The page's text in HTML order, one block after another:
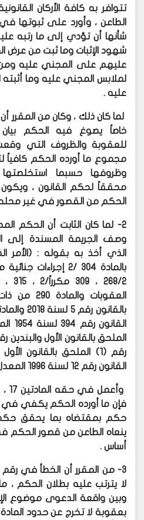
تتوافر به كافة الأركان
الطاعن ، وأورد على ثبوتها
شأنها أن تؤدي إلى ما رتبه
شهود الإثبات وما ثبت من عرض
عليهم على المجني عليه ومن
لملابس المجني عليه وما
عليه .
لما كان ذلك ، وكان من المقرر
خاصاً يصوغ فيه الحكم بيان
للعقوبة والظروف التي
مجموع ما أورده الحكم كافياً
وظروفها حسبما
محققاً لحكم القانون ،
الحكم من القصور في غير
2- لما كان الثابت أن الحكم
وصف الجريمة المسندة إلى
الذي أخذ به بقوله : (الأمر
العقوبات
القانون رقم 12 لسنة 1996 المعدل) .
فإن ما أورده الحكم يكفي في
حكم بمقتضاه بما يحقق حكم
ينعاه الطاعن من قصور الحكم
أساس .
3- من المقرر أن الخطأ في
لا يترتب عليه بطلان الحكم
وبين واقعة الدعوى موضوع
بعقوبة لا تخرج عن حدود